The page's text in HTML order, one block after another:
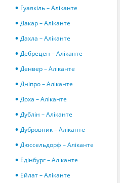
Гуаякіль – Аліканте
Дакар – Аліканте
Дахла – Аліканте
Дебрецен – Аліканте
Денвер – Аліканте
Дніпро – Аліканте
Доха – Аліканте
Дублін – Аліканте
Дубровник – Аліканте
Дюссельдорф – Аліканте
Едінбург – Аліканте
Ейлат – Аліканте